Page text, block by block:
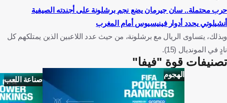
حرب محتملة.. سان جيرمان يضع نجم برشلونة على أجندته الصيفية
أنشيلوتي يحدد أدوار فينيسيوس أمام المغرب
وبذلك، يتساوى الريال مع برشلونة، من حيث عدد اللاعبين الذين يمتلكهم كل
نادٍ في المونديال (15).
تصنيفات قوة "فيفا"
الهجوم
صناعة اللعب